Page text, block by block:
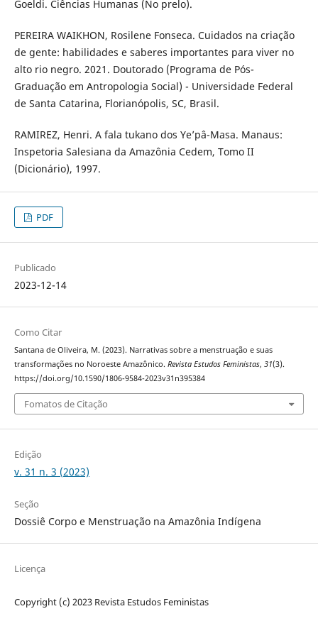
Goeldi. Ciências Humanas (No prelo).
PEREIRA WAIKHON, Rosilene Fonseca. Cuidados na criação
de gente: habilidades e saberes importantes para viver no
alto rio negro. 2021. Doutorado (Programa de Pós-
Graduação em Antropologia Social) - Universidade Federal
de Santa Catarina, Florianópolis, SC, Brasil.
RAMIREZ, Henri. A fala tukano dos Ye’pâ-Masa. Manaus:
Inspetoria Salesiana da Amazônia Cedem, Tomo II
(Dicionário), 1997.
PDF
Publicado
2023-12-14
Como Citar
Santana de Oliveira, M. (2023). Narrativas sobre a menstruação e suas
transformações no Noroeste Amazônico. Revista Estudos Feministas, 31(3).
https://doi.org/10.1590/1806-9584-2023v31n395384
Fomatos de Citação
Edição
v. 31 n. 3 (2023)
Seção
Dossiê Corpo e Menstruação na Amazônia Indígena
Licença
Copyright (c) 2023 Revista Estudos Feministas